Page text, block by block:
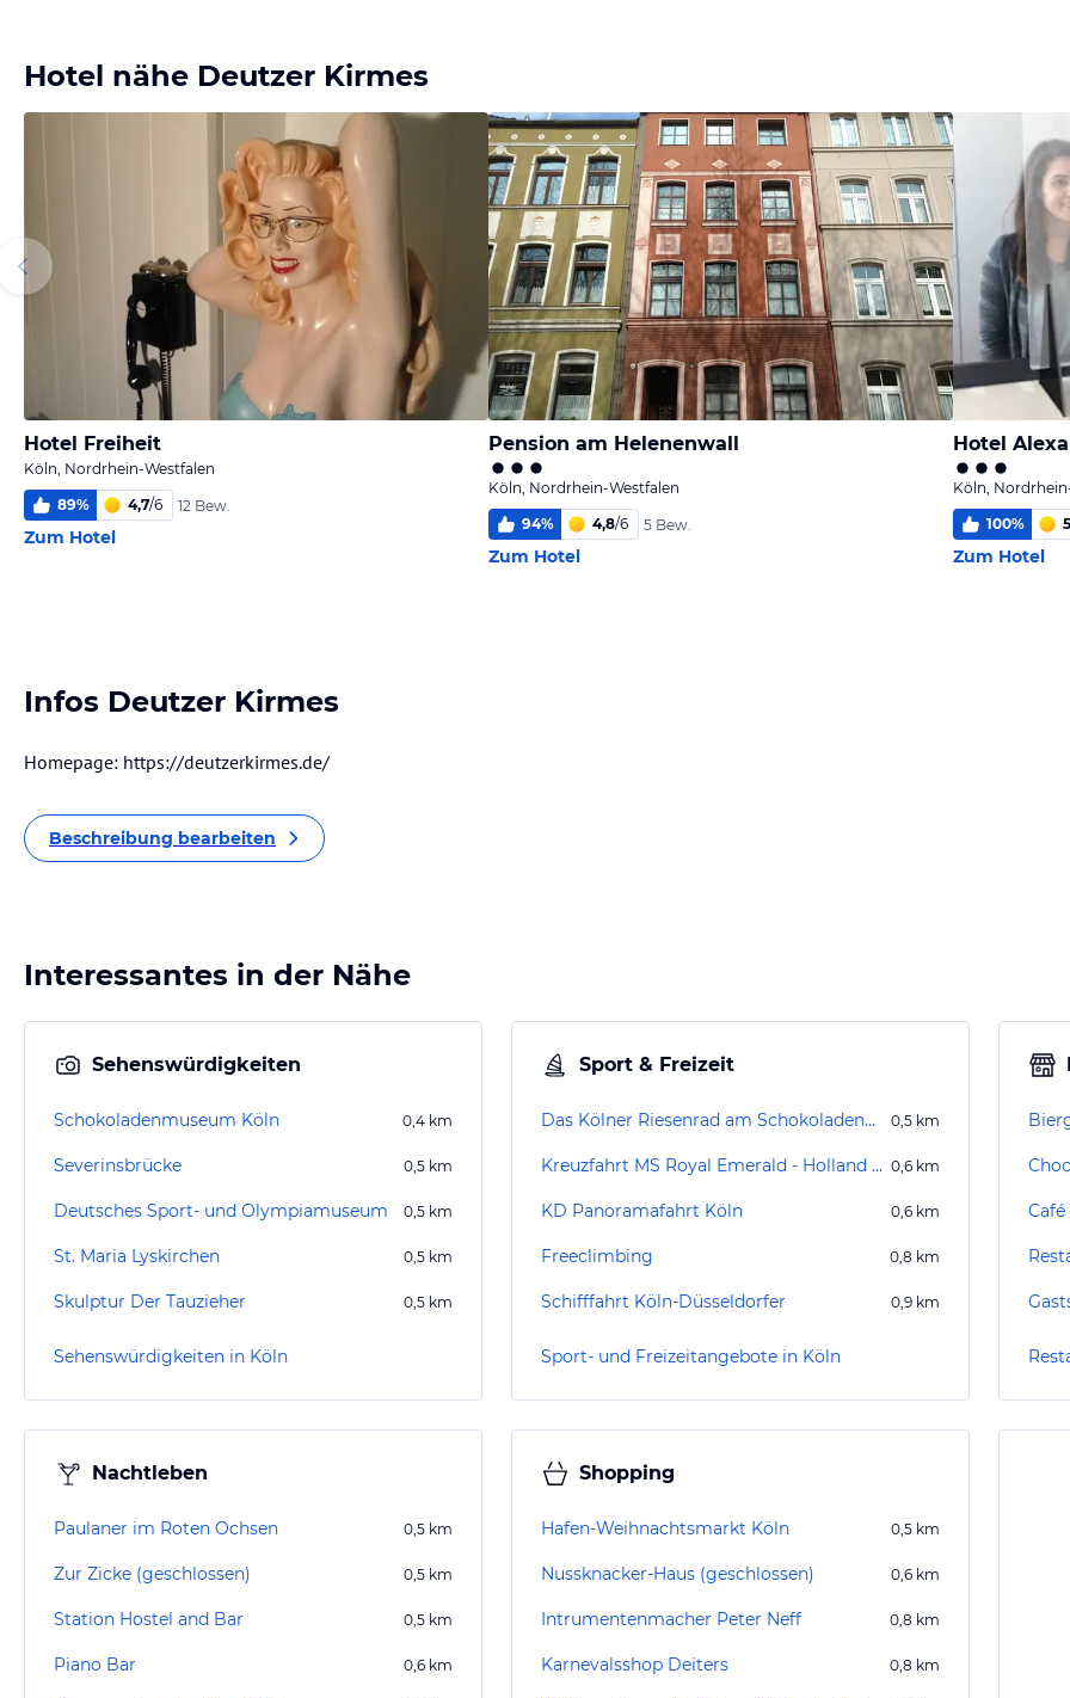
Hotel nähe Deutzer Kirmes
Hotel Freiheit
Köln, Nordrhein-Westfalen
89% 4,7/6 12 Bew.
Zum Hotel
Pension am Helenenwall
Köln, Nordrhein-Westfalen
94% 4,8/6 5 Bew.
Zum Hotel
Hotel
Köln,
100%
Zum Hotel
Infos Deutzer Kirmes
Homepage: https://deutzerkirmes.de/
Beschreibung bearbeiten
Interessantes in der Nähe
Sehenswürdigkeiten
Schokoladenmuseum Köln 0,4 km
Severinsbrücke 0,5 km
Deutsches Sport- und Olympiamuseum 0,5 km
St. Maria Lyskirchen 0,5 km
Skulptur Der Tauzieher 0,5 km
Sehenswürdigkeiten in Köln
Sport & Freizeit
Das Kölner Riesenrad am Schokoladenmuseum 0,5 km
Kreuzfahrt MS Royal Emerald - Holland & Belgien 0,6 km
KD Panoramafahrt Köln 0,6 km
Freeclimbing 0,8 km
Schifffahrt Köln-Düsseldorfer 0,9 km
Sport- und Freizeitangebote in Köln
Nachtleben
Paulaner im Roten Ochsen 0,5 km
Zur Zicke (geschlossen) 0,5 km
Station Hostel and Bar 0,5 km
Piano Bar 0,6 km
Shopping
Hafen-Weihnachtsmarkt Köln 0,5 km
Nussknacker-Haus (geschlossen) 0,6 km
Intrumentenmacher Peter Neff 0,8 km
Karnevalsshop Deiters 0,8 km